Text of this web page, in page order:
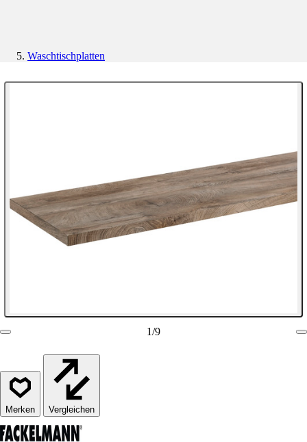
Waschtischplatten
1/9
Vergleichen